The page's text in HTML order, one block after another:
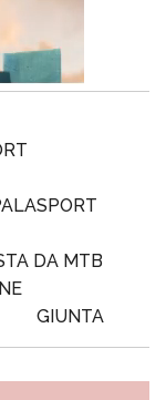
DA MTB
GIUNTA